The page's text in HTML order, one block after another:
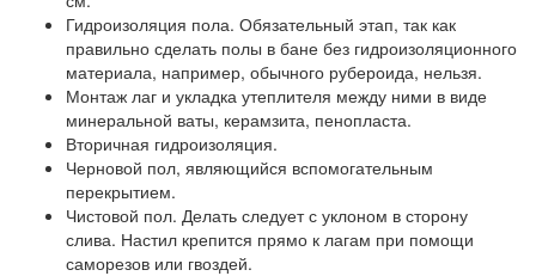
Гидроизоляция пола. Обязательный этап, так как
правильно сделать полы в бане без гидроизоляционного
материала, например, обычного рубероида, нельзя.
Монтаж лаг и укладка утеплителя между ними в виде
минеральной ваты, керамзита, пенопласта.
Вторичная гидроизоляция.
Черновой пол, являющийся вспомогательным
перекрытием.
Чистовой пол. Делать следует с уклоном в сторону
слива. Настил крепится прямо к лагам при помощи
саморезов или гвоздей.